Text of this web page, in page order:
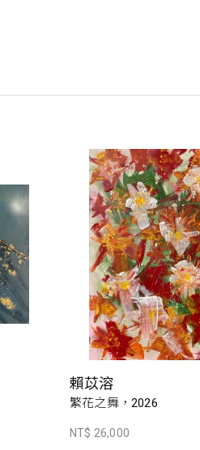
賴苡溶
繁花之舞，2026
NT$ 26,000